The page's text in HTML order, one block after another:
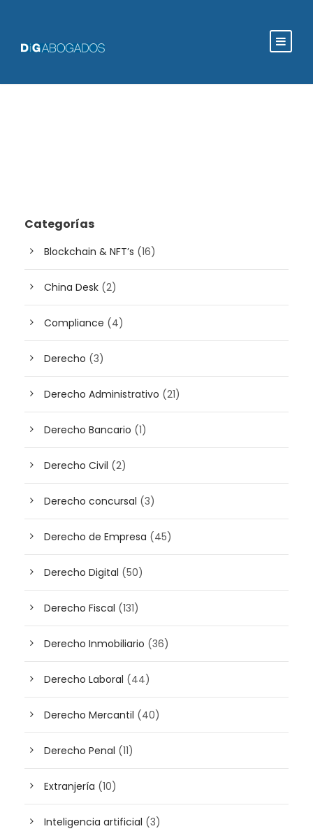
Categorías
Blockchain & NFT’s (16)
China Desk (2)
Compliance (4)
Derecho (3)
Derecho Administrativo (21)
Derecho Bancario (1)
Derecho Civil (2)
Derecho concursal (3)
Derecho de Empresa (45)
Derecho Digital (50)
Derecho Fiscal (131)
Derecho Inmobiliario (36)
Derecho Laboral (44)
Derecho Mercantil (40)
Derecho Penal (11)
Extranjería (10)
Inteligencia artificial (3)